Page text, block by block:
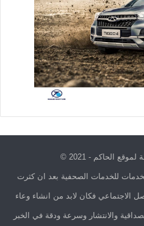
الحاكم - 2021 ©
للخدمات الصحفية بعد ان كثرت
الاجتماعي فكان لابد من انشاء وعاء
والانتشار وسرعة ودقة في الخبر